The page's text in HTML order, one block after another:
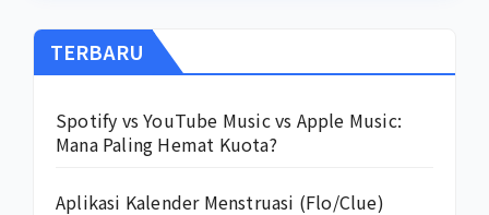
TERBARU
Spotify vs YouTube Music vs Apple Music:
Mana Paling Hemat Kuota?
Aplikasi Kalender Menstruasi (Flo/Clue)